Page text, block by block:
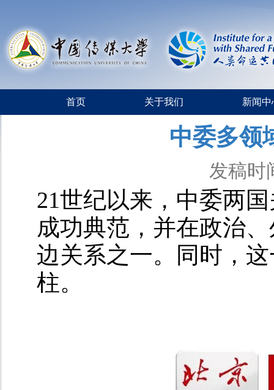
首页 关于我们 新闻中
中委多领
发稿时
21世纪以来，中委两
成功典范，并在政治
边关系之一。同时，
柱。